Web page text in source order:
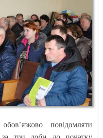
повідомляти